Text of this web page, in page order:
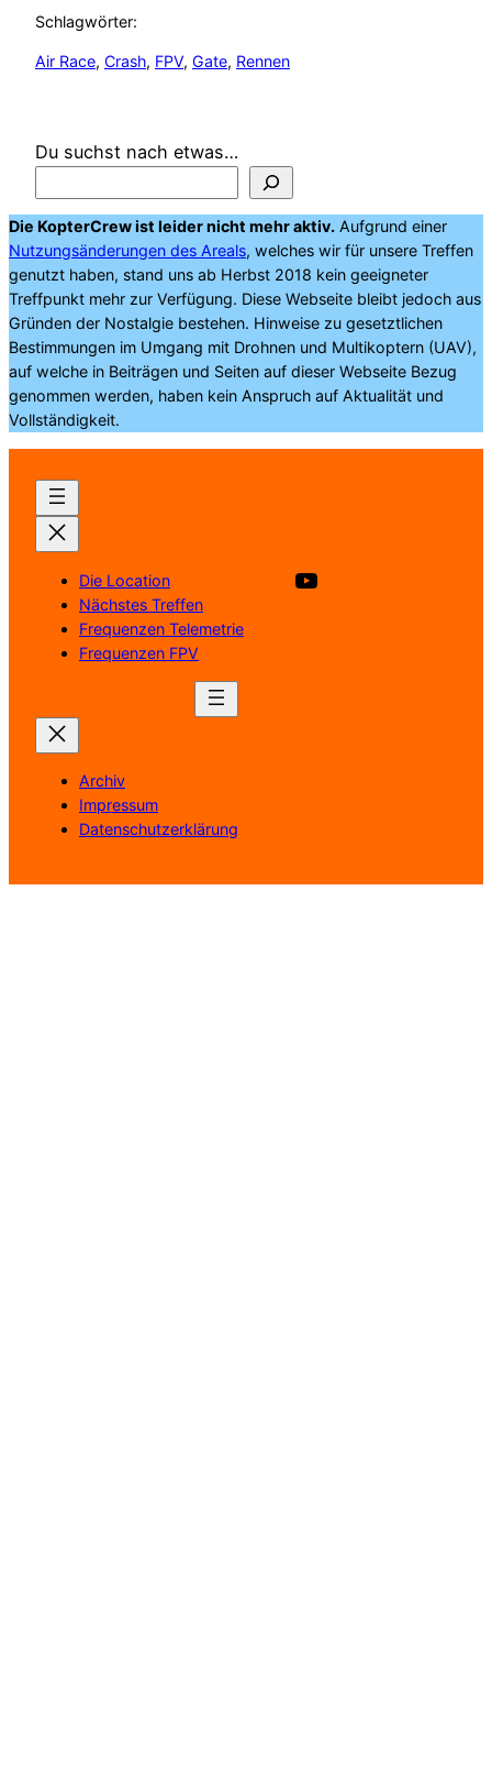
Schlagwörter:
Air Race, Crash, FPV, Gate, Rennen
Du suchst nach etwas…
Die KopterCrew ist leider nicht mehr aktiv. Aufgrund einer
Nutzungsänderungen des Areals, welches wir für unsere Treffen
genutzt haben, stand uns ab Herbst 2018 kein geeigneter
Treffpunkt mehr zur Verfügung. Diese Webseite bleibt jedoch aus
Gründen der Nostalgie bestehen. Hinweise zu gesetztlichen
Bestimmungen im Umgang mit Drohnen und Multikoptern (UAV),
auf welche in Beiträgen und Seiten auf dieser Webseite Bezug
genommen werden, haben kein Anspruch auf Aktualität und
Vollständigkeit.
Die Location
Nächstes Treffen
Frequenzen Telemetrie
Frequenzen FPV
Besuche unsere YouTube Kanal
Archiv
Impressum
Datenschutzerklärung